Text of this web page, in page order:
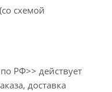
схемой
РФ>> действует
доставка